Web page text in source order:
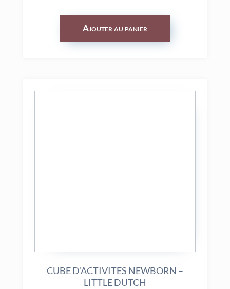
Ajouter au panier
CUBE D’ACTIVITES NEWBORN –
LITTLE DUTCH